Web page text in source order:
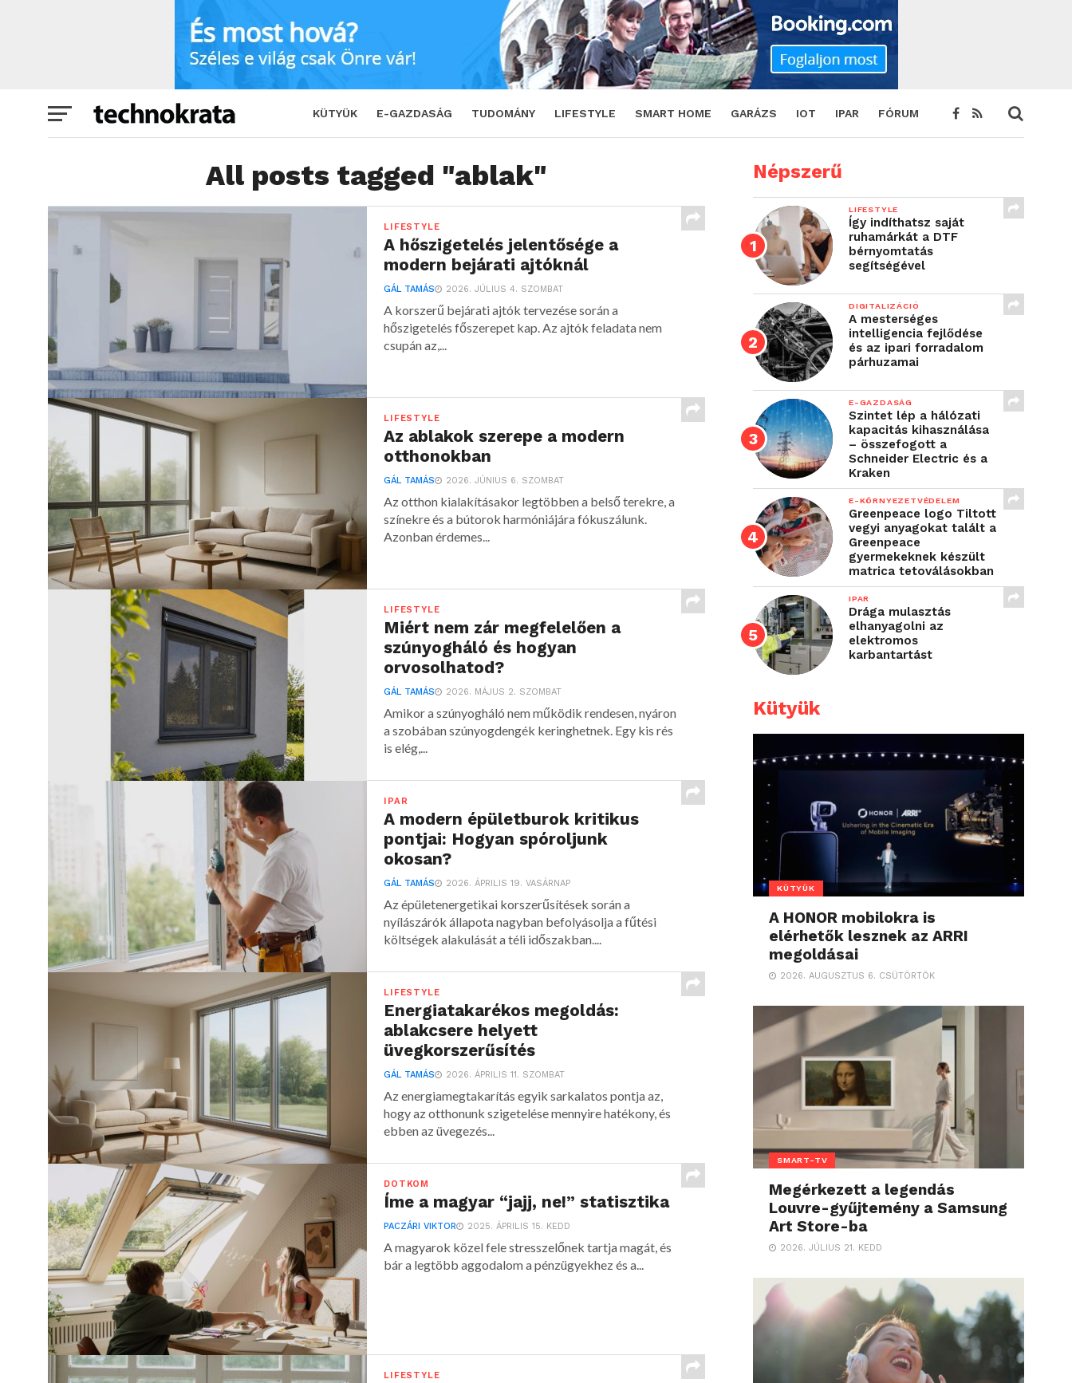
KÜTYÜK E-GAZDASÁG TUDOMÁNY LIFESTYLE SMART HOME GARÁZS IOT IPAR FÓRUM
All posts tagged "ablak"
LIFESTYLE
A hőszigetelés jelentősége a
modern bejárati ajtóknál
GÁL TAMÁS 2026. JÚLIUS 4. SZOMBAT
A korszerű bejárati ajtók tervezése során a
hőszigetelés főszerepet kap. Az ajtók feladata nem
csupán az,...
LIFESTYLE
Az ablakok szerepe a modern
otthonokban
GÁL TAMÁS 2026. JÚNIUS 6. SZOMBAT
Az otthon kialakításakor legtöbben a belső terekre, a
színekre és a bútorok harmóniájára fókuszálunk.
Azonban érdemes...
LIFESTYLE
Miért nem zár megfelelően a
szúnyogháló és hogyan
orvosolhatod?
GÁL TAMÁS 2026. MÁJUS 2. SZOMBAT
Amikor a szúnyogháló nem működik rendesen, nyáron
a szobában szúnyogdengék keringhetnek. Egy kis rés
is elég,...
IPAR
A modern épületburok kritikus
pontjai: Hogyan spóroljunk
okosan?
GÁL TAMÁS 2026. ÁPRILIS 19. VASÁRNAP
Az épületenergetikai korszerűsítések során a
nyílászárók állapota nagyban befolyásolja a fűtési
költségek alakulását a téli időszakban....
LIFESTYLE
Energiatakarékos megoldás:
ablakcsere helyett
üvegkorszerűsítés
GÁL TAMÁS 2026. ÁPRILIS 11. SZOMBAT
Az energiamegtakarítás egyik sarkalatos pontja az,
hogy az otthonunk szigetelése mennyire hatékony, és
ebben az üvegezés...
DOTKOM
Íme a magyar “jajj, ne!” statisztika
PACZÁRI VIKTOR 2025. ÁPRILIS 15. KEDD
A magyarok közel fele stresszelőnek tartja magát, és
bár a legtöbb aggodalom a pénzügyekhez és a...
LIFESTYLE
Népszerű
LIFESTYLE
Így indíthatsz saját
ruhamárkát a DTF
bérnyomtatás
segítségével
DIGITALIZÁCIÓ
A mesterséges
intelligencia fejlődése
és az ipari forradalom
párhuzamai
E-GAZDASÁG
Szintet lép a hálózati
kapacitás kihasználása
– összefogott a
Schneider Electric és a
Kraken
E-KÖRNYEZETVÉDELEM
Greenpeace logo Tiltott
vegyi anyagokat talált a
Greenpeace
gyermekeknek készült
matrica tetoválásokban
IPAR
Drága mulasztás
elhanyagolni az
elektromos
karbantartást
Kütyük
KÜTYÜK
A HONOR mobilokra is
elérhetők lesznek az ARRI
megoldásai
2026. AUGUSZTUS 6. CSÜTÖRTÖK
SMART-TV
Megérkezett a legendás
Louvre-gyűjtemény a Samsung
Art Store-ba
2026. JÚLIUS 21. KEDD